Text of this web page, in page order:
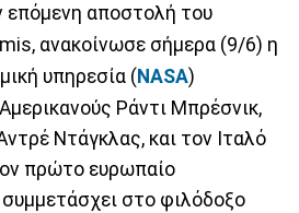
επόμενη αποστολή του
ανακοίνωσε σήμερα (9/6) η
υπηρεσία (NASA)
Ράντι Μπρέσνικ,
Ντάγκλας, και τον Ιταλό
πρώτο ευρωπαίο
στο φιλόδοξο